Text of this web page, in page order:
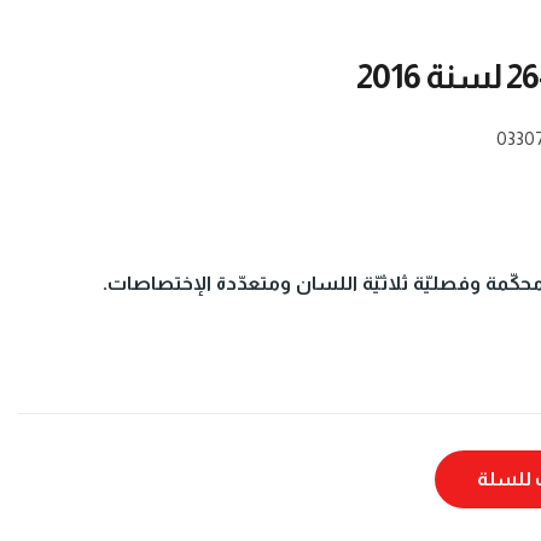
وفصليّة ثلاثيّة اللسان ومتعدّدة الإختصاصات.
للسلة